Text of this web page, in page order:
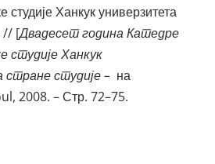
студије Ханкук универзитета
// [Двадесет година Катедре
студије Ханкук
студије – на
2008. – Стр. 72–75.